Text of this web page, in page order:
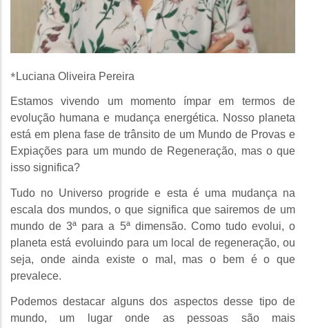
* Luciana Oliveira Pereira
Estamos vivendo um momento ímpar em termos de
evolução humana e mudança energética. Nosso planeta
está em plena fase de trânsito de um Mundo de Provas e
Expiações para um mundo de Regeneração, mas o que
isso significa?
Tudo no Universo progride e esta é uma mudança na
escala dos mundos, o que significa que sairemos de um
mundo de 3ª para a 5ª dimensão. Como tudo evolui, o
planeta está evoluindo para um local de regeneração, ou
seja, onde ainda existe o mal, mas o bem é o que
prevalece.
Podemos destacar alguns dos aspectos desse tipo de
mundo, um lugar onde as pessoas são mais